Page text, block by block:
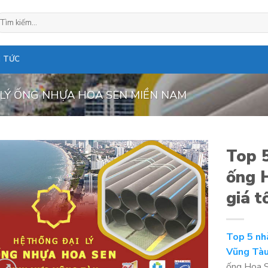
TỨC
ỐNG NHỰA HOA SEN MIỀN NAM
Top
ống
giá
Top 5
Vũng